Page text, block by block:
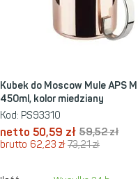
Kubek do Moscow Mule APS
450ml, kolor miedziany
Kod: PS93310
netto 50,59 zł 59,52zł
brutto 62,23zł73,21zł